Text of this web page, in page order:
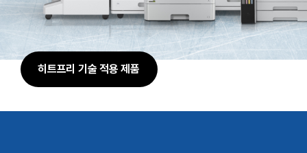
히트프리 기술 적용 제품